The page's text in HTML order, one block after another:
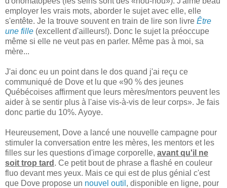
employer les vrais mots, aborder le sujet avec elle, elle
s'entête. Je la trouve souvent en train de lire son livre Être
une fille (excellent d'ailleurs!). Donc le sujet la préoccupe
même si elle ne veut pas en parler. Même pas à moi, sa
mère...
J'ai donc eu un point dans le dos quand j'ai reçu ce
communiqué de Dove et lu que «90 % des jeunes
Québécoises affirment que leurs mères/mentors peuvent les
aider à se sentir plus à l'aise vis-à-vis de leur corps». Je fais
donc partie du 10%. Ayoye.
Heureusement, Dove a lancé une nouvelle campagne pour
stimuler la conversation entre les mères, les mentors et les
filles sur les questions d'image corporelle, avant qu'il ne
soit trop tard . Ce petit bout de phrase a flashé en couleur
fluo devant mes yeux. Mais ce qui est de plus génial c'est
que Dove propose un nouvel outil , disponible en ligne, pour